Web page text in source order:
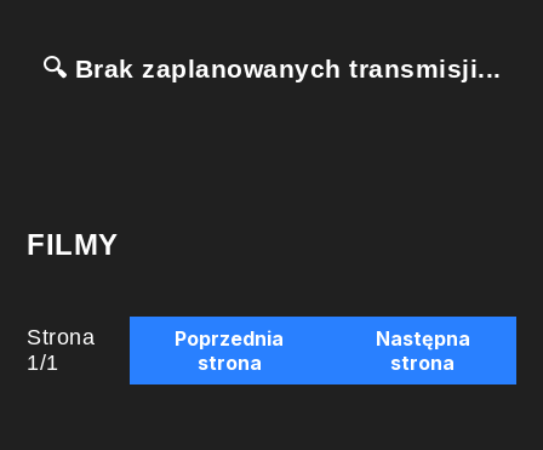
🔍 Brak zaplanowanych transmisji...
FILMY
Strona
1/1
Poprzednia
strona
Następna
strona